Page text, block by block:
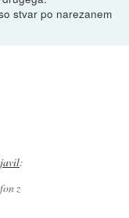
stvar po narezanem
:
z